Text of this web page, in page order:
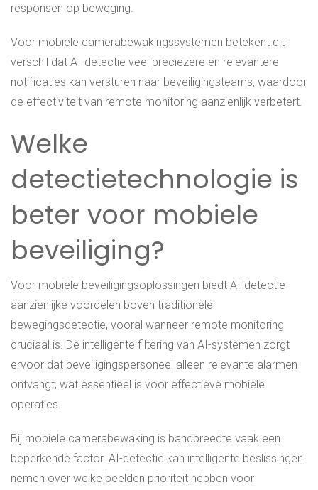
responsen op beweging.
Voor mobiele camerabewakingssystemen betekent dit
verschil dat AI-detectie veel preciezere en relevantere
notificaties kan versturen naar beveiligingsteams, waardoor
de effectiviteit van remote monitoring aanzienlijk verbetert.
Welke
detectietechnologie is
beter voor mobiele
beveiliging?
Voor mobiele beveiligingsoplossingen biedt AI-detectie
aanzienlijke voordelen boven traditionele
bewegingsdetectie, vooral wanneer remote monitoring
cruciaal is. De intelligente filtering van AI-systemen zorgt
ervoor dat beveiligingspersoneel alleen relevante alarmen
ontvangt, wat essentieel is voor effectieve mobiele
operaties.
Bij mobiele camerabewaking is bandbreedte vaak een
beperkende factor. AI-detectie kan intelligente beslissingen
nemen over welke beelden prioriteit hebben voor